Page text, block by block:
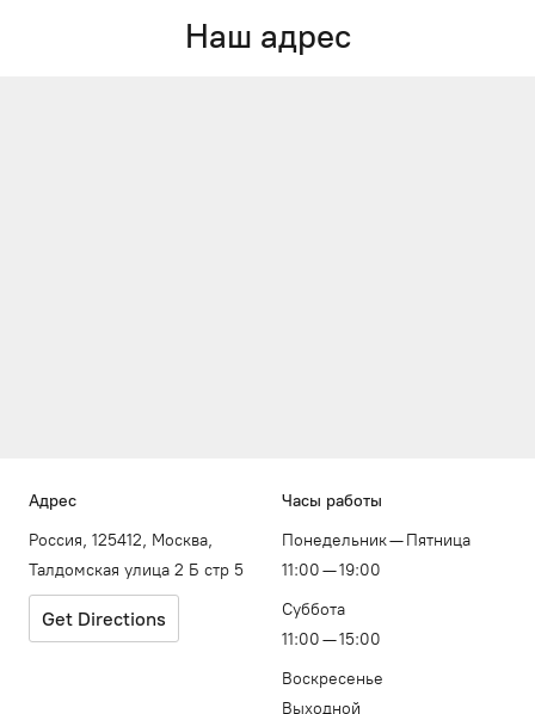
Наш адрес
Адрес
Россия, 125412, Москва,
Талдомская улица 2 Б стр 5
Get Directions
Часы работы
Понедельник — Пятница
11:00 — 19:00
Суббота
11:00 — 15:00
Воскресенье
Выходной